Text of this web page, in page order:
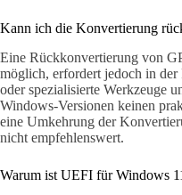
Kann ich die Konvertierung
Eine Rückkonvertierung von
möglich, erfordert jedoch in
oder spezialisierte Werkzeuge
Windows-Versionen keinen
eine Umkehrung der
nicht empfehlenswert.
Warum ist UEFI für Windows